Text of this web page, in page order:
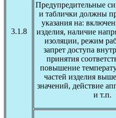
3.1.8
Предупредительные
и таблички должны
указания на:
изделия, наличие
изоляции, режим
запрет доступа
принятия
повышение
частей изделия
значений, действие
и т.п.